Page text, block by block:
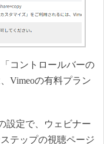
コントロールバーの
Vimeoの有料プラン
設定で、ウェビナー
テップの視聴ページ